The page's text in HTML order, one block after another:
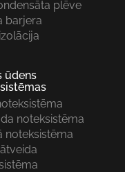
plēve
barjera
ūdens
noteksistēma
noteksistēma